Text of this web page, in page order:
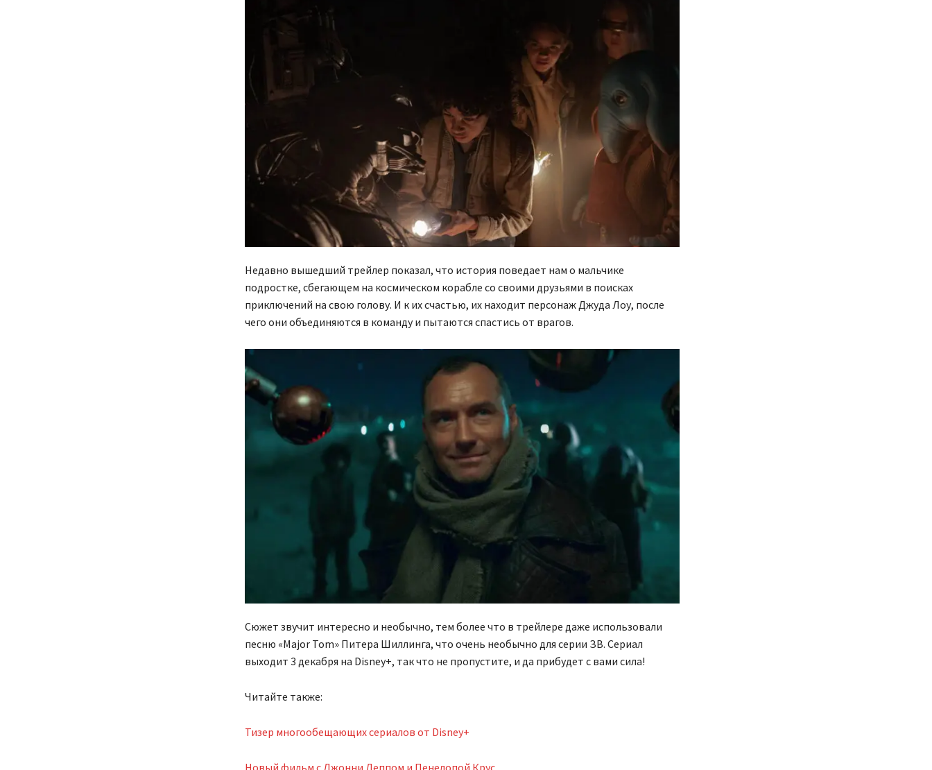
Недавно вышедший трейлер показал, что история поведает нам о мальчике
подростке, сбегающем на космическом корабле со своими друзьями в поисках
приключений на свою голову. И к их счастью, их находит персонаж Джуда Лоу, после
чего они объединяются в команду и пытаются спастись от врагов.
Сюжет звучит интересно и необычно, тем более что в трейлере даже использовали
песню «Major Tom» Питера Шиллинга, что очень необычно для серии ЗВ. Сериал
выходит 3 декабря на Disney+, так что не пропустите, и да прибудет с вами сила!
Читайте также:
Тизер многообещающих сериалов от Disney+